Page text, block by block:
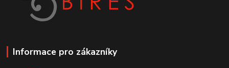
Informace pro zákazníky